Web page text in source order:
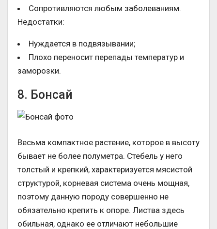
Сопротивляются любым заболеваниям.
Недостатки:
Нуждается в подвязывании;
Плохо переносит перепады температур и
заморозки.
8. Бонсай
Весьма компактное растение, которое в высоту
бывает не более полуметра. Стебель у него
толстый и крепкий, характеризуется мясистой
структурой, корневая система очень мощная,
поэтому данную породу совершенно не
обязательно крепить к опоре. Листва здесь
обильная, однако ее отличают небольшие